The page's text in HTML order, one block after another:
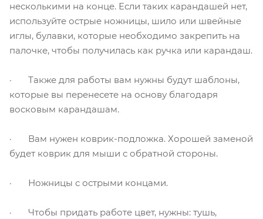
несколькими на конце. Если таких карандашей нет,
используйте острые ножницы, шило или швейные
иглы, булавки, которые необходимо закрепить на
палочке, чтобы получилась как ручка или карандаш.
· Также для работы вам нужны будут шаблоны,
которые вы перенесете на основу благодаря
восковым карандашам.
· Вам нужен коврик-подложка. Хорошей заменой
будет коврик для мыши с обратной стороны.
· Ножницы с острыми концами.
· Чтобы придать работе цвет, нужны: тушь,